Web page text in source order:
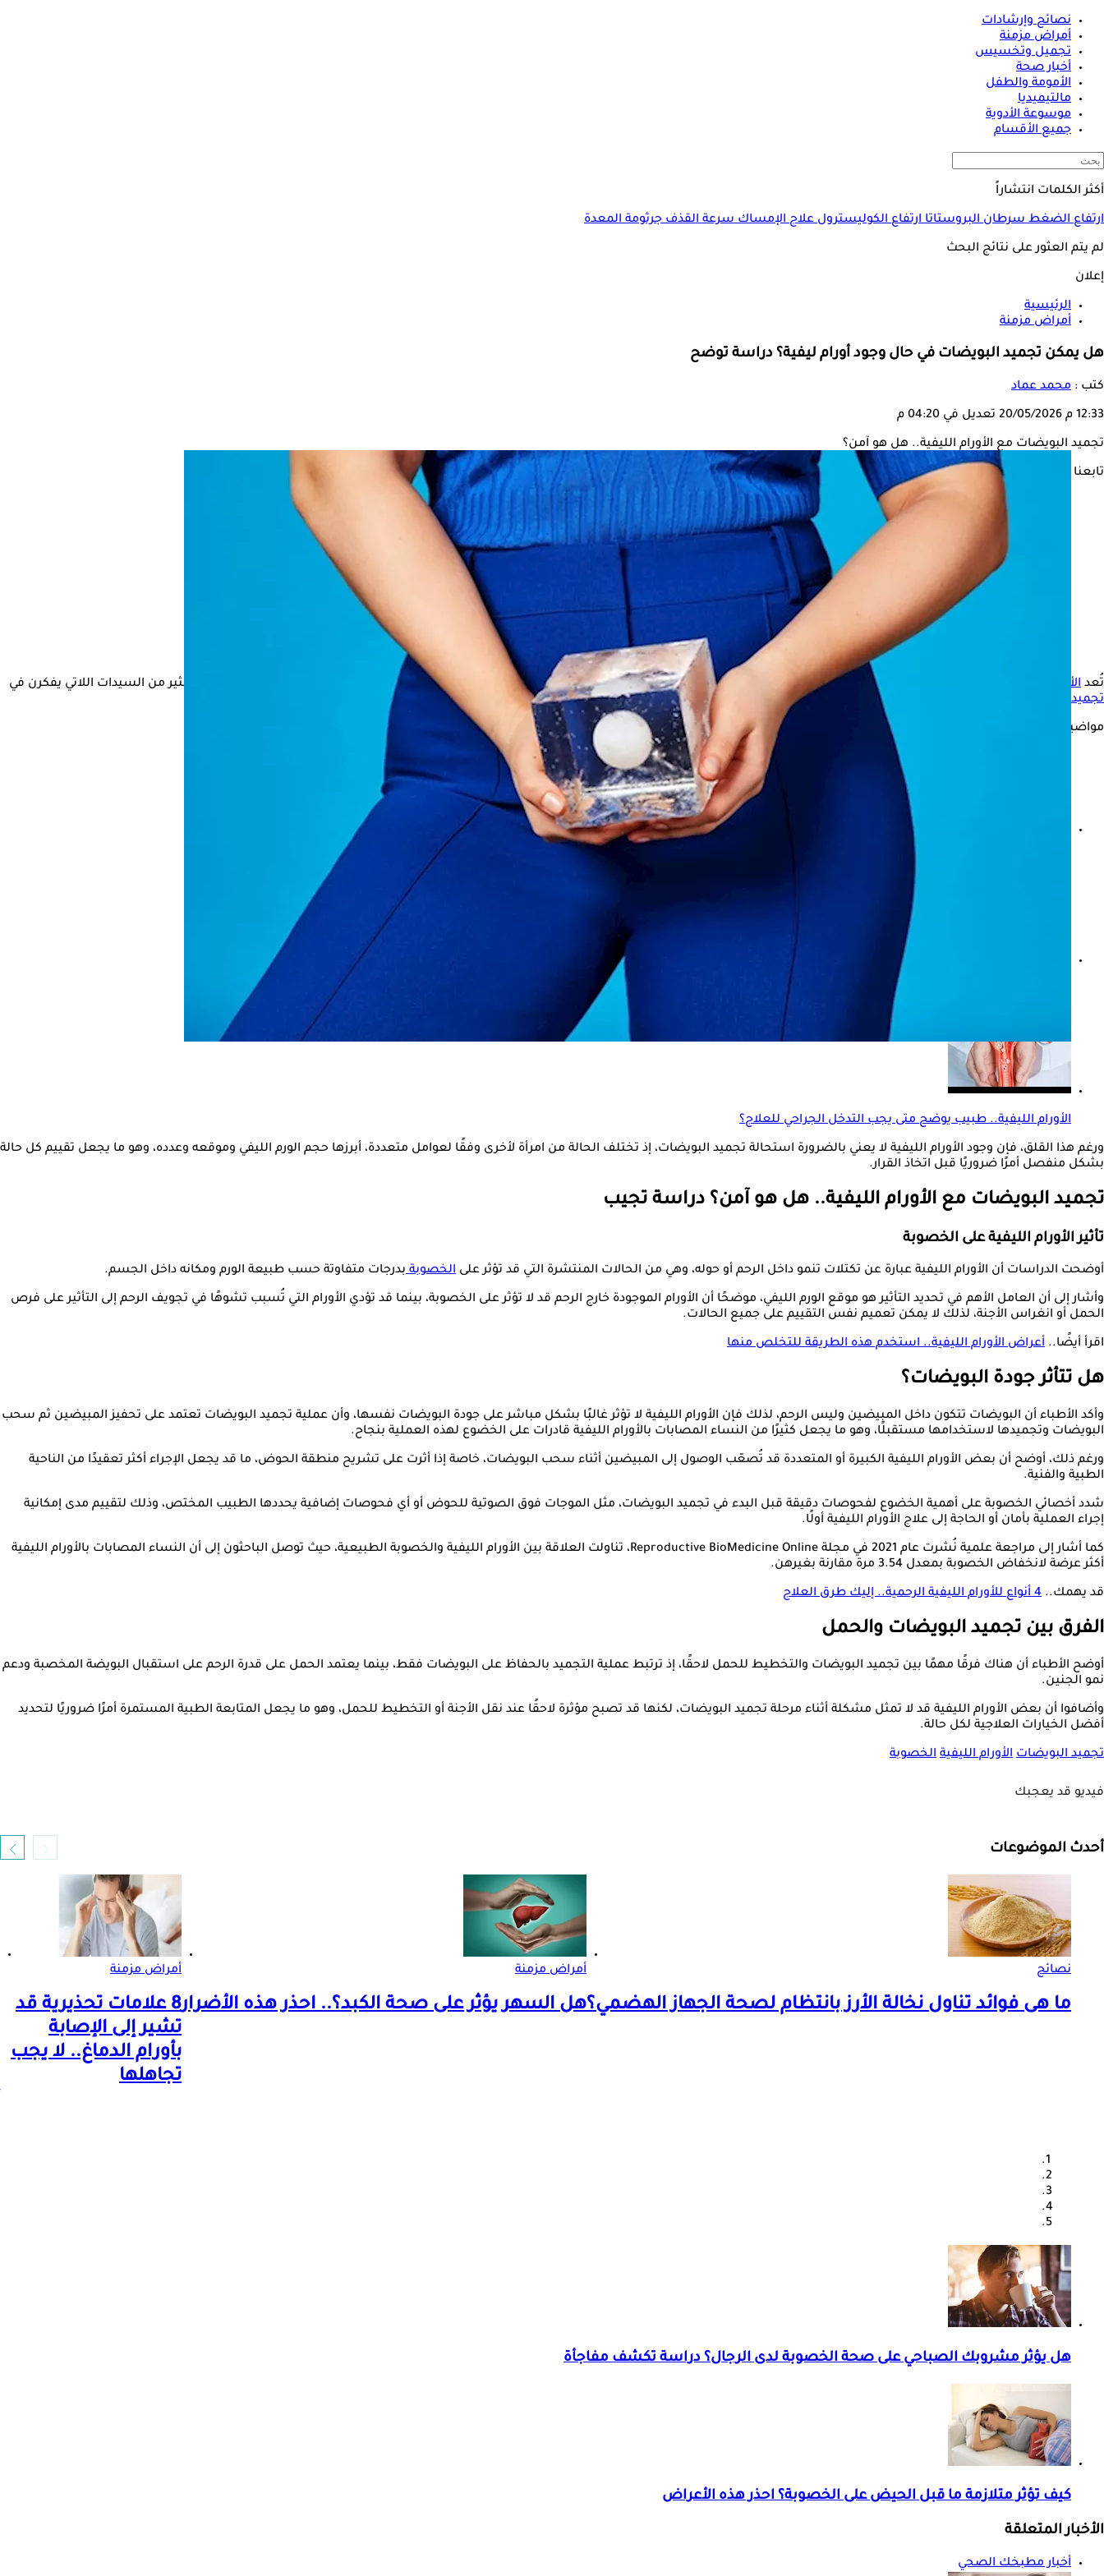
نصائح وإرشادات
أمراض مزمنة
تجميل وتخسيس
أخبار صحة
الأمومة والطفل
مالتيميديا
موسوعة الأدوية
جميع الأقسام
أكثر الكلمات انتشاراً
ارتفاع الضغطسرطان البروستاتاارتفاع الكوليسترولعلاج الإمساكسرعة القذفجرثومة المعدة
لم يتم العثور على نتائج البحث
إعلان
الرئيسية
أمراض مزمنة
هل يمكن تجميد البويضات في حال وجود أورام ليفية؟ دراسة توضح
كتب : محمد عماد
12:33 م 20/05/2026 تعديل في 04:20 م
تجميد البويضات مع الأورام الليفية.. هل هو آمن؟
تابعنا على
تُعد الأورام الليفية
من الحالات الشائعة بين النساء، وغالبًا ما يتم اكتشافها خلال الفحوصات الدورية أو أثناء متابعة مشكلات الخصوبة، وقد يثير تشخيص الإصابة بها قلق الكثير من السيدات اللاتي يفكرن في
تجميد البويضات
للحفاظ على فرص الإنجاب مستقبلًا، خوفًا من تأثيرها المحتمل على الخصوبة.
مواضيع ذات صلة
نقص فيتامين د يزيد خطر الإصابة بالأورام الليفية الرحمية
الأورام الليفية.. طبيب يوضح متى يجب التدخل الجراحي للعلاج؟
ورغم هذا القلق، فإن وجود الأورام الليفية لا يعني بالضرورة استحالة تجميد البويضات، إذ تختلف الحالة من امرأة لأخرى وفقًا لعوامل متعددة، أبرزها حجم الورم الليفي وموقعه وعدده، وهو ما يجعل تقييم كل حالة
بشكل منفصل أمرًا ضروريًا قبل اتخاذ القرار.
تجميد البويضات مع الأورام الليفية.. هل هو آمن؟ دراسة تجيب
تأثير الأورام الليفية على الخصوبة
أوضحت الدراسات أن الأورام الليفية عبارة عن تكتلات تنمو داخل الرحم أو حوله، وهي من الحالات المنتشرة التي قد تؤثر على الخصوبةبدرجات متفاوتة حسب طبيعة الورم ومكانه داخل الجسم.
وأشار إلى أن العامل الأهم في تحديد التأثير هو موقع الورم الليفي، موضحًا أن الأورام الموجودة خارج الرحم قد لا تؤثر على الخصوبة، بينما قد تؤدي الأورام التي تُسبب تشوهًا في تجويف الرحم إلى التأثير على فرص
الحمل أو انغراس الأجنة، لذلك لا يمكن تعميم نفس التقييم على جميع الحالات.
اقرأ أيضًا.. أعراض الأورام الليفية.. استخدم هذه الطريقة للتخلص منها
هل تتأثر جودة البويضات؟
وأكد الأطباء أن البويضات تتكون داخل المبيضين وليس الرحم، لذلك فإن الأورام الليفية لا تؤثر غالبًا بشكل مباشر على جودة البويضات نفسها، وأن عملية تجميد البويضات تعتمد على تحفيز المبيضين ثم سحب
البويضات وتجميدها لاستخدامها مستقبلًا، وهو ما يجعل كثيرًا من النساء المصابات بالأورام الليفية قادرات على الخضوع لهذه العملية بنجاح.
ورغم ذلك، أوضح أن بعض الأورام الليفية الكبيرة أو المتعددة قد تُصعّب الوصول إلى المبيضين أثناء سحب البويضات، خاصة إذا أثرت على تشريح منطقة الحوض، ما قد يجعل الإجراء أكثر تعقيدًا من الناحية
الطبية والفنية.
شدد أخصائي الخصوبة على أهمية الخضوع لفحوصات دقيقة قبل البدء في تجميد البويضات، مثل الموجات فوق الصوتية للحوض أو أي فحوصات إضافية يحددها الطبيب المختص، وذلك لتقييم مدى إمكانية
إجراء العملية بأمان أو الحاجة إلى علاج الأورام الليفية أولًا.
كما أشار إلى مراجعة علمية نُشرت عام 2021 في مجلة Reproductive BioMedicine Online، تناولت العلاقة بين الأورام الليفية والخصوبة الطبيعية، حيث توصل الباحثون إلى أن النساء المصابات بالأورام الليفية
أكثر عرضة لانخفاض الخصوبة بمعدل 3.54 مرة مقارنة بغيرهن.
قد يهمك.. 4 أنواع للأورام الليفية الرحمية.. إليك طرق العلاج
الفرق بين تجميد البويضات والحمل
أوضح الأطباء أن هناك فرقًا مهمًا بين تجميد البويضات والتخطيط للحمل لاحقًا، إذ ترتبط عملية التجميد بالحفاظ على البويضات فقط، بينما يعتمد الحمل على قدرة الرحم على استقبال البويضة المخصبة ودعم
نمو الجنين.
وأضافوا أن بعض الأورام الليفية قد لا تمثل مشكلة أثناء مرحلة تجميد البويضات، لكنها قد تصبح مؤثرة لاحقًا عند نقل الأجنة أو التخطيط للحمل، وهو ما يجعل المتابعة الطبية المستمرة أمرًا ضروريًا لتحديد
أفضل الخيارات العلاجية لكل حالة.
تجميد البويضات الأورام الليفية الخصوبة
فيديو قد يعجبك
أحدث الموضوعات
نصائح
ما هى فوائد تناول نخالة الأرز بانتظام لصحة الجهاز الهضمي؟
أمراض مزمنة
هل السهر يؤثر على صحة الكبد؟.. احذر هذه الأضرار
أمراض مزمنة
8 علامات تحذيرية قد
تشير إلى الإصابة
بأورام الدماغ.. لا يجب
تجاهلها
هل يؤثر مشروبك الصباحي على صحة الخصوبة لدى الرجال؟ دراسة تكشف مفاجأة
كيف تؤثر متلازمة ما قبل الحيض على الخصوبة؟ احذر هذه الأعراض
الأخبار المتعلقة
أخبار مطبخك الصحي